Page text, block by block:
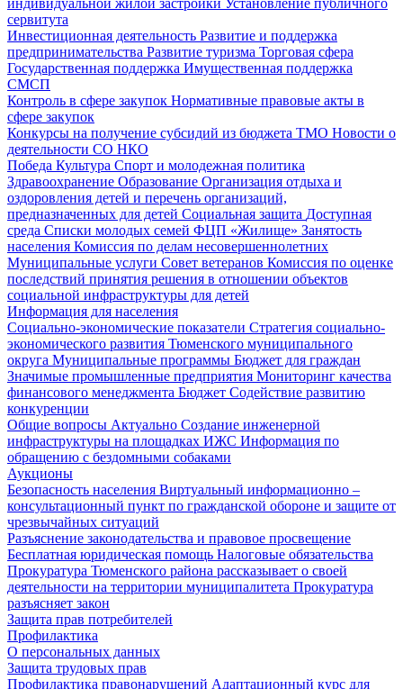
индивидуальной жилой застройки Установление публичного
сервитута
Инвестиционная деятельность Развитие и поддержка
предпринимательства Развитие туризма Торговая сфера
Государственная поддержка Имущественная поддержка
СМСП
Контроль в сфере закупок Нормативные правовые акты в
сфере закупок
Конкурсы на получение субсидий из бюджета ТМО Новости о
деятельности СО НКО
Победа Культура Спорт и молодежная политика
Здравоохранение Образование Организация отдыха и
оздоровления детей и перечень организаций,
предназначенных для детей Социальная защита Доступная
среда Списки молодых семей ФЦП «Жилище» Занятость
населения Комиссия по делам несовершеннолетних
Муниципальные услуги Совет ветеранов Комиссия по оценке
последствий принятия решения в отношении объектов
социальной инфраструктуры для детей
Информация для населения
Социально-экономические показатели Стратегия социально-
экономического развития Тюменского муниципального
округа Муниципальные программы Бюджет для граждан
Значимые промышленные предприятия Мониторинг качества
финансового менеджмента Бюджет Содействие развитию
конкуренции
Общие вопросы Актуально Создание инженерной
инфраструктуры на площадках ИЖС Информация по
обращению с бездомными собаками
Аукционы
Безопасность населения Виртуальный информационно –
консультационный пункт по гражданской обороне и защите от
чрезвычайных ситуаций
Разъяснение законодательства и правовое просвещение
Бесплатная юридическая помощь Налоговые обязательства
Прокуратура Тюменского района рассказывает о своей
деятельности на территории муниципалитета Прокуратура
разъясняет закон
Защита прав потребителей
Профилактика
О персональных данных
Защита трудовых прав
Профилактика правонарушений Адаптационный курс для